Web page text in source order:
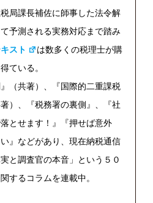
局課長補佐に師事した法令解
予測される実務対応まで踏み
スト
は数多くの税理士が購
ている。
（共著）、『国際的二重課税
）、『税務署の裏側』、『社
とせます！』『押せば意外
』などがあり、現在納税通信
と調査官の本音」という５０
するコラムを連載中。